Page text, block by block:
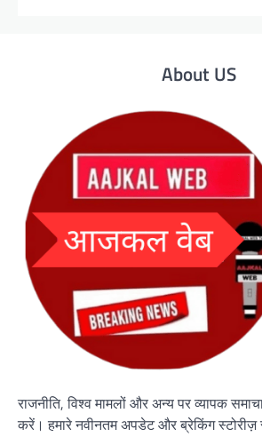
About US
राजनीति, विश्व मामलों और अन्य पर व्यापक
करें। हमारे नवीनतम अपडेट और ब्रेकिंग